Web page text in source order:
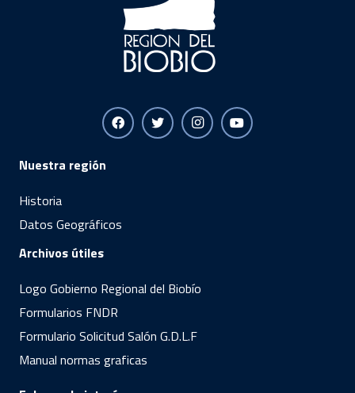
Nuestra región
Historia
Datos Geográficos
Archivos útiles
Logo Gobierno Regional del Biobío
Formularios FNDR
Formulario Solicitud Salón G.D.L.F
Manual normas graficas